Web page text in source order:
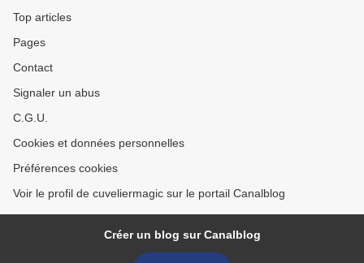
Top articles
Pages
Contact
Signaler un abus
C.G.U.
Cookies et données personnelles
Préférences cookies
Voir le profil de cuveliermagic sur le portail Canalblog
Créer un blog sur Canalblog